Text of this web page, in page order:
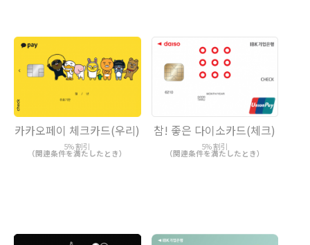
카카오페이 체크카드(우리)
5% 割引
（関連条件を満たしたとき）
참! 좋은 다이소카드(체크)
5% 割引
（関連条件を満たしたとき）